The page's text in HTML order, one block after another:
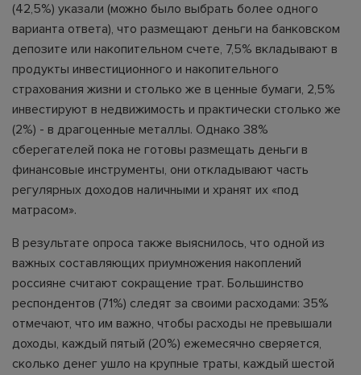
(42,5%) указали (можно было выбрать более одного
варианта ответа), что размещают деньги на банковском
депозите или накопительном счете, 7,5% вкладывают в
продукты инвестиционного и накопительного
страхования жизни и столько же в ценные бумаги, 2,5%
инвестируют в недвижимость и практически столько же
(2%) - в драгоценные металлы. Однако 38%
сберегателей пока не готовы размещать деньги в
финансовые инструменты, они откладывают часть
регулярных доходов наличными и хранят их «под
матрасом».
В результате опроса также выяснилось, что одной из
важных составляющих приумножения накоплений
россияне считают сокращение трат. Большинство
респондентов (71%) следят за своими расходами: 35%
отмечают, что им важно, чтобы расходы не превышали
доходы, каждый пятый (20%) ежемесячно сверяется,
сколько денег ушло на крупные траты, каждый шестой